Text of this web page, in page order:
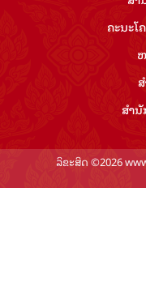
ຄະນະ
ສຳ​
ລິຂະສິດ ©2026